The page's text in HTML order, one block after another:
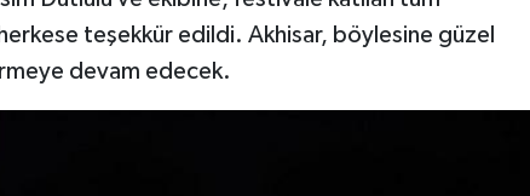
teşekkür edildi. Akhisar, böylesine güzel
devam edecek.